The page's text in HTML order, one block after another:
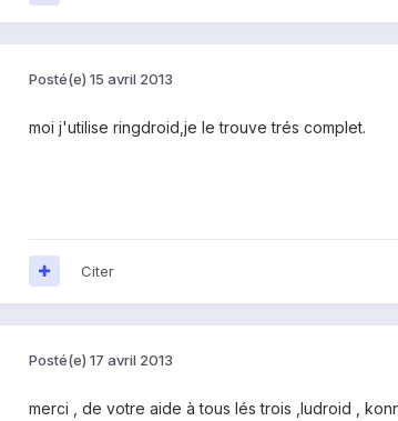
Posté(e) 15 avril 2013
moi j'utilise ringdroid,je le trouve trés complet.
Citer
Posté(e) 17 avril 2013
merci , de votre aide à tous lés trois ,ludroid ,